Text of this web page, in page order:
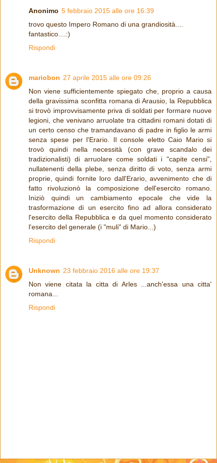
Anonimo 5 febbraio 2015 alle ore 16:39
trovo questo Impero Romano di una grandiosità....
fantastico....:)
Rispondi
mariobon 27 aprile 2015 alle ore 09:26
Non viene sufficientemente spiegato che, proprio a causa
della gravissima sconfitta romana di Arausio, la Repubblica
si trovò improvvisamente priva di soldati per formare nuove
legioni, che venivano arruolate tra cittadini romani dotati di
un certo censo che tramandavano di padre in figlio le armi
senza spese per l'Erario. Il console eletto Caio Mario si
trovò quindi nella necessità (con grave scandalo dei
tradizionalisti) di arruolare come soldati i "capite censi",
nullatenenti della plebe, senza diritto di voto, senza armi
proprie, quindi fornite loro dall'Erario, avvenimento che di
fatto rivoluzionò la composizione dell'esercito romano.
Iniziò quindi un cambiamento epocale che vide la
trasformazione di un esercito fino ad allora considerato
l'esercito della Repubblica e da quel momento considerato
l'esercito del generale (i "muli" di Mario...)
Rispondi
Unknown 23 febbraio 2016 alle ore 19:37
Non viene citata la citta di Arles ...anch'essa una citta'
romana...
Rispondi